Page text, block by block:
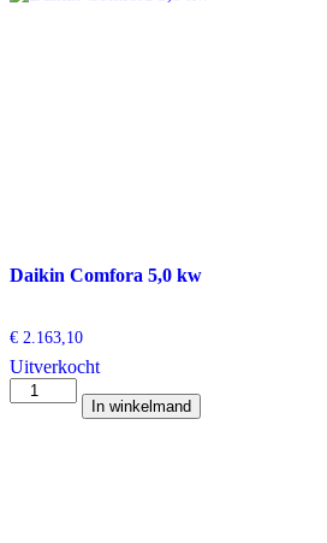
Daikin Comfora 5,0 kw
€ 2.163,10
Uitverkocht
Daikin
Comfora
In winkelmand